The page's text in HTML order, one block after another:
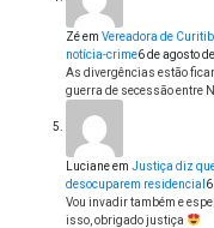
Zéem Vereadora de
notícia-crime6 de agosto
As divergências estão
guerra de secessão entre
Lucianeem Justiça diz
desocuparem residencial
Vou invadir também e
isso, obrigado justiça